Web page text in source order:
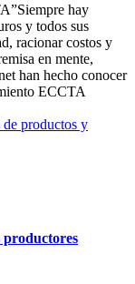
hay
y todos sus
racionar costos y
en mente,
han hecho conocer
ECCTA
de productos y
productores